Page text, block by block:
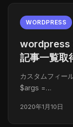
WORDPRESS
wordpress
記事一覧取
カスタムフィー
$args =…
2020年1月10日